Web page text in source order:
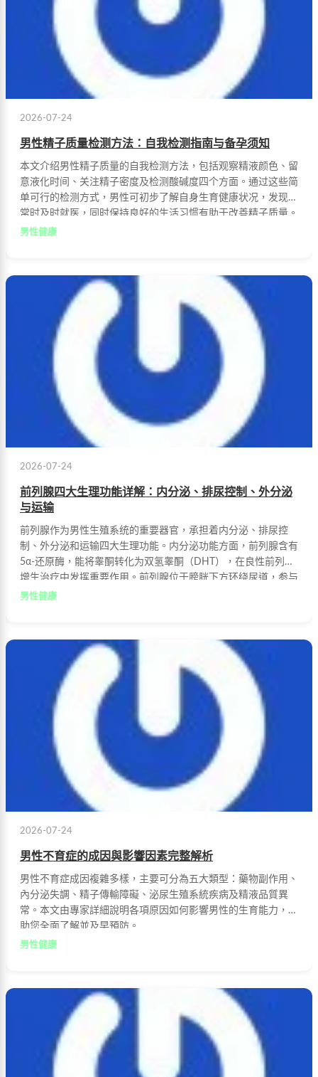
2026-07-24
男性精子质量检测方法：自我检测指南与备孕须知
本文介绍男性精子质量的自我检测方法，包括观察精液颜色、留
意液化时间、关注精子密度及检测酸碱度四个方面。通过这些简
单可行的检测方式，男性可初步了解自身生育健康状况，发现异
常时及时就医，同时保持良好的生活习惯有助于改善精子质量。
男性健康
2026-07-24
前列腺四大生理功能详解：内分泌、排尿控制、外分泌
与运输
前列腺作为男性生殖系统的重要器官，承担着内分泌、排尿控
制、外分泌和运输四大生理功能。内分泌功能方面，前列腺含有
5α-还原酶，能将睾酮转化为双氢睾酮（DHT），在良性前列腺
增生治疗中发挥重要作用。前列腺位于膀胱下方环绕尿道，参与
尿道内括约肌形成，调控排尿过程。前列腺液作为精液重要组成
男性健康
2026-07-24
男性不育症的成因與影響因素完整解析
男性不育症成因複雜多樣，主要可分為五大類型：藥物副作用、
內分泌失調、精子傳輸障礙、泌尿生殖系統疾病及精液品質異
常。本文由專家詳細說明各項原因如何影響男性的生育能力，幫
助您全面了解並及早預防。
男性健康